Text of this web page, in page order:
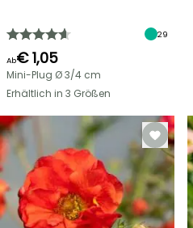
29
Ab€ 1,05
Mini-Plug Ø 3/4 cm
Erhältlich in 3 Größen